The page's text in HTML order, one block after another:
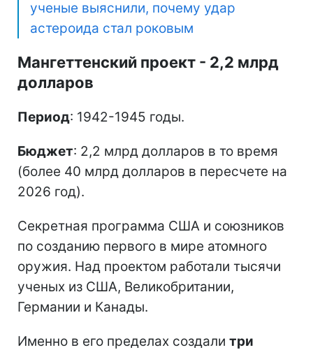
ученые выяснили, почему удар
астероида стал роковым
Мангеттенский проект - 2,2 млрд
долларов
Период: 1942-1945 годы.
Бюджет: 2,2 млрд долларов в то время
(более 40 млрд долларов в пересчете на
2026 год).
Секретная программа США и союзников
по созданию первого в мире атомного
оружия. Над проектом работали тысячи
ученых из США, Великобритании,
Германии и Канады.
Именно в его пределах создали три